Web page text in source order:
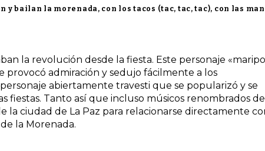
y bailan la morenada, con los tacos (tac, tac, tac), con las
la revolución desde la fiesta. Este personaje
admiración y sedujo fácilmente a los
abiertamente travesti que se popularizó y se
fiestas. Tanto así que incluso músicos renombrados
la ciudad de La Paz para relacionarse directamente
la Morenada.